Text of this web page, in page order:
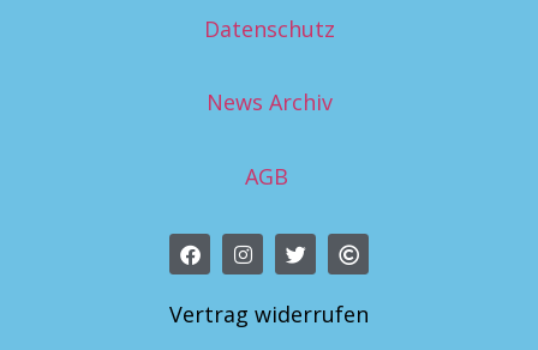
Datenschutz
News Archiv
AGB
Vertrag widerrufen